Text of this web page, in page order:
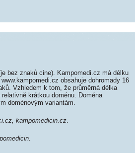
bez znaků cine). Kampomedi.cz má délku
obsahuje dohromady 16
Vzhledem k tom, že průměrná délka
krátkou doménu. Doména
doménovým variantám.
kampomedicin.cz.
.